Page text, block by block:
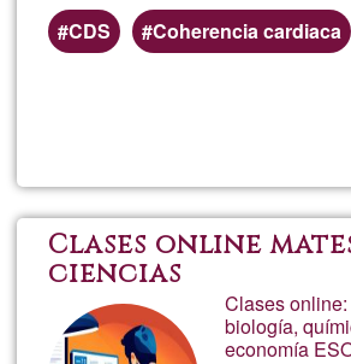
CDS
Coherencia cardiaca
Clases online
ciencias
Clases online:
biología,
economía